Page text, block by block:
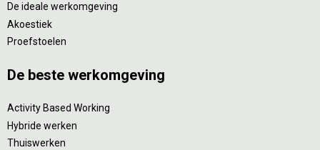
De ideale werkomgeving
Akoestiek
Proefstoelen
De beste werkomgeving
Activity Based Working
Hybride werken
Thuiswerken